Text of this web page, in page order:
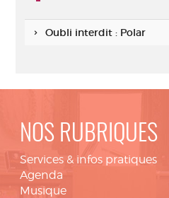
Oubli interdit : Polar
NOS RUBRIQUES
Services & infos pratiques
Agenda
Musique